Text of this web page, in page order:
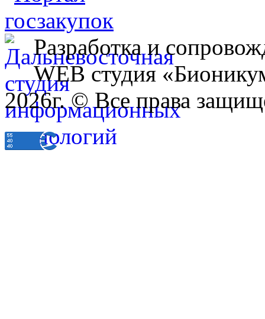
Разработка и
WEB студия
2026г. © Все права